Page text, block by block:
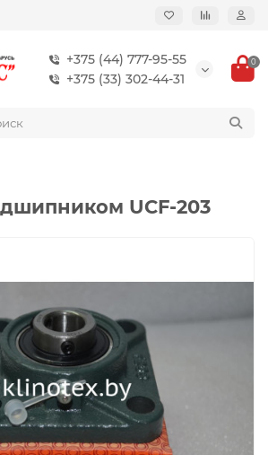
+375 (44) 777-95-55
+375 (33) 302-44-31
0
UCF-203